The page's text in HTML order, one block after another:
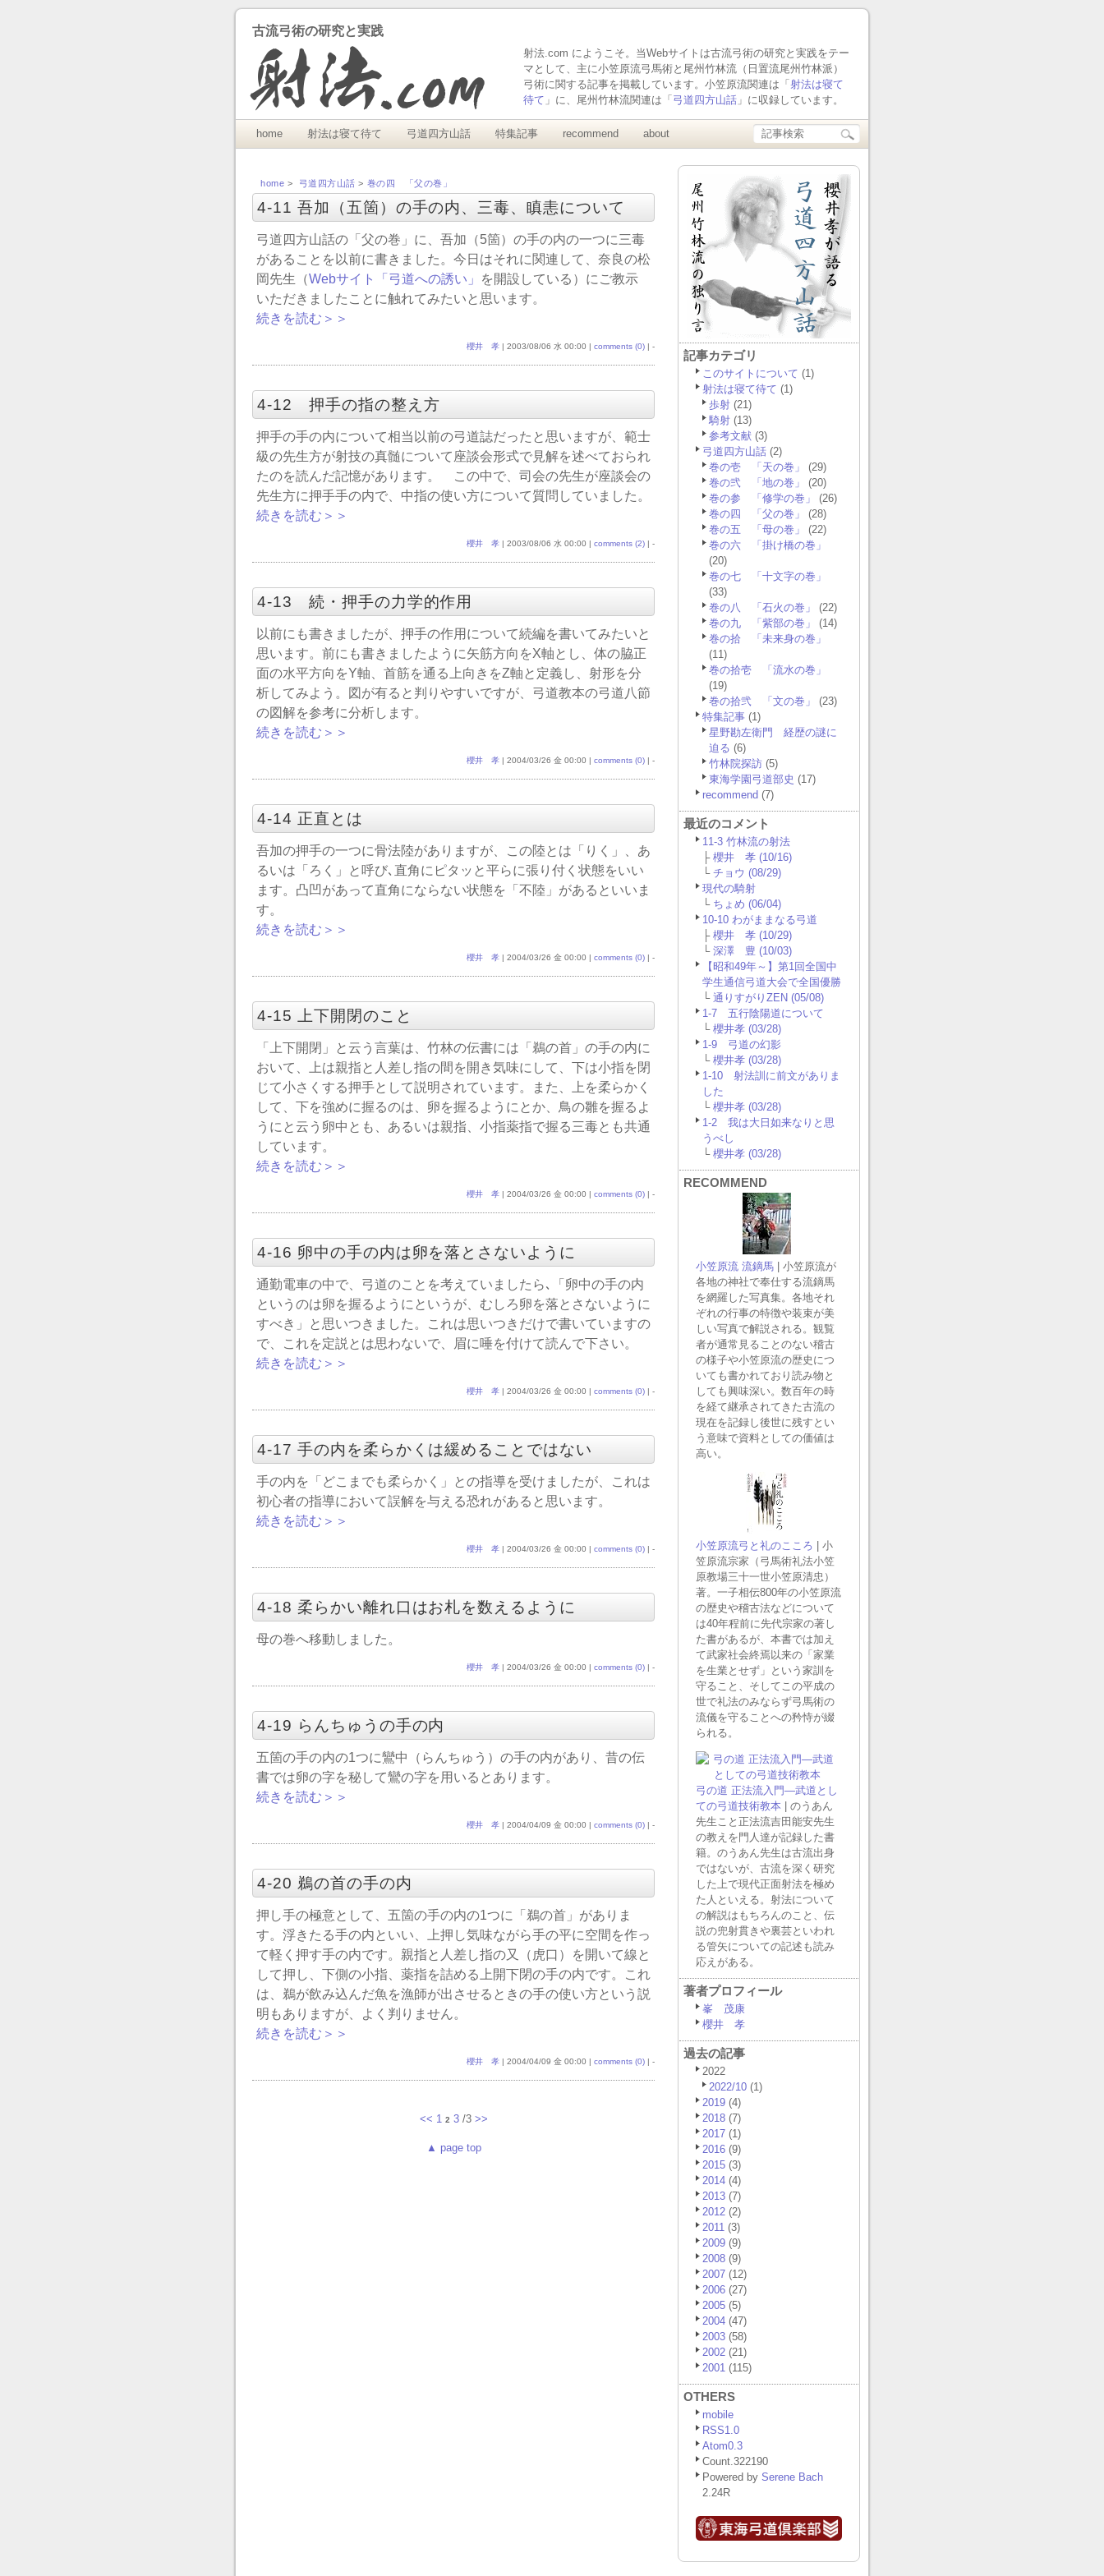
古流弓術の研究と実践
射法.com にようこそ。当Webサイトは古流弓術の研究と実践をテー
マとして、主に小笠原流弓馬術と尾州竹林流（日置流尾州竹林派）
弓術に関する記事を掲載しています。小笠原流関連は「 射法は寝て
待て 」に、尾州竹林流関連は「 弓道四方山話 」に収録しています。
home 射法は寝て待て 弓道四方山話 特集記事 recommend about
home > 弓道四方山話 > 巻の四 「父の巻」
4-11 吾加（五箇）の手の内、三毒、瞋恚について
弓道四方山話の「父の巻」に、吾加（5箇）の手の内の一つに三毒
があることを以前に書きました。今日はそれに関連して、奈良の松
岡先生（Webサイト「弓道への誘い」
を開設している）にご教示
いただきましたことに触れてみたいと思います。
続きを読む＞＞
櫻井 孝 | 2003/08/06 水 00:00 | comments (0) | -
4-12 押手の指の整え方
押手の手の内について相当以前の弓道誌だったと思いますが、範士
級の先生方が射技の真髄について座談会形式で見解を述べておられ
たのを読んだ記憶があります。 この中で、司会の先生が座談会の
先生方に押手手の内で、中指の使い方について質問していました。
続きを読む＞＞
櫻井 孝 | 2003/08/06 水 00:00 | comments (2) | -
4-13 続・押手の力学的作用
以前にも書きましたが、押手の作用について続編を書いてみたいと
思います。前にも書きましたように矢筋方向をX軸とし、体の脇正
面の水平方向をY軸、首筋を通る上向きをZ軸と定義し、射形を分
析してみよう。図が有ると判りやすいですが、弓道教本の弓道八節
の図解を参考に分析します。
続きを読む＞＞
櫻井 孝 | 2004/03/26 金 00:00 | comments (0) | -
4-14 正直とは
吾加の押手の一つに骨法陸がありますが、この陸とは「りく」、あ
るいは「ろく」と呼び､直角にピタッと平らに張り付く状態をいい
ます。凸凹があって直角にならない状態を「不陸」があるといいま
す。
続きを読む＞＞
櫻井 孝 | 2004/03/26 金 00:00 | comments (0) | -
4-15 上下開閉のこと
「上下開閉」と云う言葉は、竹林の伝書には「鵜の首」の手の内に
おいて、上は親指と人差し指の間を開き気味にして、下は小指を閉
じて小さくする押手として説明されています。また、上を柔らかく
して、下を強めに握るのは、卵を握るようにとか、鳥の雛を握るよ
うにと云う卵中とも、あるいは親指、小指薬指で握る三毒とも共通
しています。
続きを読む＞＞
櫻井 孝 | 2004/03/26 金 00:00 | comments (0) | -
4-16 卵中の手の内は卵を落とさないように
通勤電車の中で、弓道のことを考えていましたら､「卵中の手の内
というのは卵を握るようにというが、むしろ卵を落とさないように
すべき」と思いつきました。これは思いつきだけで書いていますの
で、これを定説とは思わないで、眉に唾を付けて読んで下さい。
続きを読む＞＞
櫻井 孝 | 2004/03/26 金 00:00 | comments (0) | -
4-17 手の内を柔らかくは緩めることではない
手の内を「どこまでも柔らかく」との指導を受けましたが、これは
初心者の指導において誤解を与える恐れがあると思います。
続きを読む＞＞
櫻井 孝 | 2004/03/26 金 00:00 | comments (0) | -
4-18 柔らかい離れ口はお札を数えるように
母の巻へ移動しました。
櫻井 孝 | 2004/03/26 金 00:00 | comments (0) | -
4-19 らんちゅうの手の内
五箇の手の内の1つに鸞中（らんちゅう）の手の内があり、昔の伝
書では卵の字を秘して鸞の字を用いるとあります。
続きを読む＞＞
櫻井 孝 | 2004/04/09 金 00:00 | comments (0) | -
4-20 鵜の首の手の内
押し手の極意として、五箇の手の内の1つに「鵜の首」がありま
す。浮きたる手の内といい、上押し気味ながら手の平に空間を作っ
て軽く押す手の内です。親指と人差し指の又（虎口）を開いて線と
して押し、下側の小指、薬指を詰める上開下閉の手の内です。これ
は、鵜が飲み込んだ魚を漁師が出させるときの手の使い方という説
明もありますが、よく判りません。
続きを読む＞＞
櫻井 孝 | 2004/04/09 金 00:00 | comments (0) | -
<< 1 2 3/3 >>
▲ page top
記事カテゴリ
このサイトについて (1)
射法は寝て待て (1)
歩射 (21)
騎射 (13)
参考文献 (3)
弓道四方山話 (2)
巻の壱 「天の巻」
(29)
巻の弐 「地の巻」
(20)
巻の参 「修学の巻」
(26)
巻の四 「父の巻」
(28)
巻の五 「母の巻」
(22)
巻の六 「掛け橋の巻」
(20)
巻の七 「十文字の巻」
(33)
巻の八 「石火の巻」
(22)
巻の九 「紫部の巻」
(14)
巻の拾 「未来身の巻」
(11)
巻の拾壱 「流水の巻」
(19)
巻の拾弐 「文の巻」
(23)
特集記事 (1)
星野勘左衛門 経歴の謎に
迫る (6)
竹林院探訪 (5)
東海学園弓道部史 (17)
recommend (7)
最近のコメント
11-3 竹林流の射法
├ 櫻井 孝 (10/16)
└ チョウ (08/29)
現代の騎射
└ ちょめ (06/04)
10-10 わがままなる弓道
├ 櫻井 孝 (10/29)
└ 深澤 豊 (10/03)
【昭和49年～】第1回全国中
学生通信弓道大会で全国優勝
└ 通りすがりZEN (05/08)
1-7 五行陰陽道について
└ 櫻井孝 (03/28)
1-9 弓道の幻影
└ 櫻井孝 (03/28)
1-10 射法訓に前文がありま
した
└ 櫻井孝 (03/28)
1-2 我は大日如来なりと思
うべし
└ 櫻井孝 (03/28)
RECOMMEND
小笠原流 流鏑馬 | 小笠原流が
各地の神社で奉仕する流鏑馬
を網羅した写真集。各地それ
ぞれの行事の特徴や装束が美
しい写真で解説される。観覧
者が通常見ることのない稽古
の様子や小笠原流の歴史につ
いても書かれており読み物と
しても興味深い。数百年の時
を経て継承されてきた古流の
現在を記録し後世に残すとい
う意味で資料としての価値は
高い。
小笠原流弓と礼のこころ
| 小
笠原流宗家（弓馬術礼法小笠
原教場三十一世小笠原清忠）
著。一子相伝800年の小笠原流
の歴史や稽古法などについて
は40年程前に先代宗家の著し
た書があるが、本書では加え
て武家社会終焉以来の「家業
を生業とせず」という家訓を
守ること、そしてこの平成の
世で礼法のみならず弓馬術の
流儀を守ることへの矜恃が綴
られる。
弓の道 正法流入門―武道とし
ての弓道技術教本 | のうあん
先生こと正法流吉田能安先生
の教えを門人達が記録した書
籍。のうあん先生は古流出身
ではないが、古流を深く研究
した上で現代正面射法を極め
た人といえる。射法について
の解説はもちろんのこと、伝
説の兜射貫きや裏芸といわれ
る管矢についての記述も読み
応えがある。
著者プロフィール
峯 茂康
櫻井 孝
過去の記事
2022
2022/10 (1)
2019 (4)
2018 (7)
2017 (1)
2016 (9)
2015 (3)
2014 (4)
2013 (7)
2012 (2)
2011 (3)
2009 (9)
2008 (9)
2007 (12)
2006 (27)
2005 (5)
2004 (47)
2003 (58)
2002 (21)
2001 (115)
OTHERS
mobile
RSS1.0
Atom0.3
Count.322190
Powered by Serene Bach
2.24R